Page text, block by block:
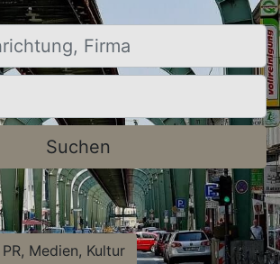
Firma
Suchen
Medien, Kultur